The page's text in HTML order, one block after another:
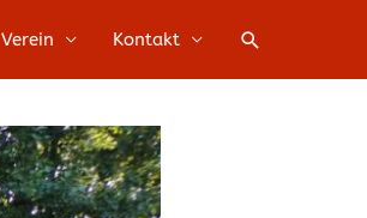
Verein Kontakt Suche